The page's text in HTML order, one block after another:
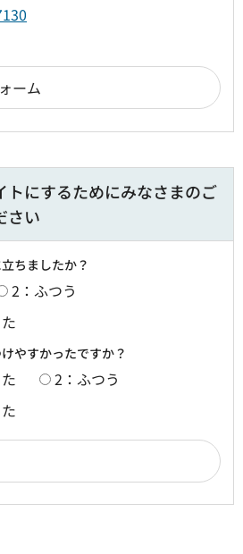
トにするためにみなさまのご
さい
ちましたか？
2：ふつう
やすかったですか？
2：ふつう